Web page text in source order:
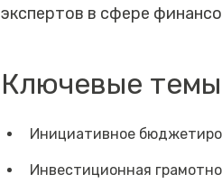
экспертов в сфере
Ключевые темы
Инициативное
Инвестиционная